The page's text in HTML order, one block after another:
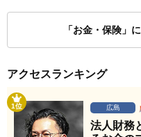
「お金・保険」
アクセスランキング
1位 広島
法人財務